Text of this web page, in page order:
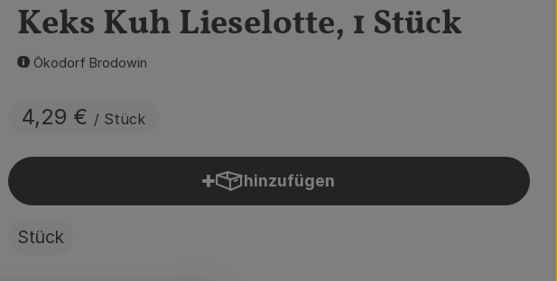
Keks Kuh Lieselotte, 1 Stück
Ökodorf Brodowin
4,29 € / Stück
zu Favouriten hinzufügen
hinzufügen
Produkt zum Warenkorb hinzufügen
Stück